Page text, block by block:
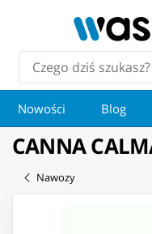
Nowości Blog
CANNA
Nawozy